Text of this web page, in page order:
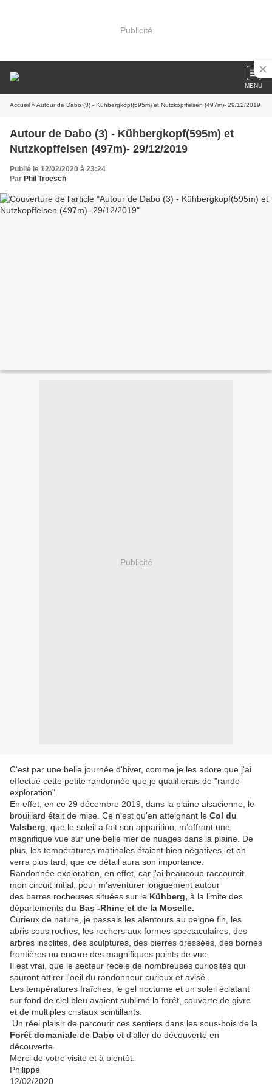
Publicité
MENU
Accueil » Autour de Dabo (3) - Kühbergkopf(595m) et Nutzkopffelsen (497m)- 29/12/2019
Autour de Dabo (3) - Kühbergkopf(595m) et
Nutzkopffelsen (497m)- 29/12/2019
Publié le 12/02/2020 à 23:24
Par Phil Troesch
Publicité
C'est par une belle journée d'hiver, comme je les adore que j'ai
effectué cette petite randonnée que je qualifierais de "rando-
exploration".
En effet, en ce 29 décembre 2019, dans la plaine alsacienne, le
brouillard était de mise. Ce n'est qu'en atteignant le Col du
Valsberg , que le soleil a fait son apparition, m'offrant une
magnifique vue sur une belle mer de nuages dans la plaine. De
plus, les températures matinales étaient bien négatives, et on
verra plus tard, que ce détail aura son importance.
Randonnée exploration, en effet, car j'ai beaucoup raccourcit
mon circuit initial, pour m'aventurer longuement autour
des barres rocheuses situées sur le Kühberg, à la limite des
départements du Bas -Rhine et de la Moselle.
Curieux de nature, je passais les alentours au peigne fin, les
abris sous roches, les rochers aux formes spectaculaires, des
arbres insolites, des sculptures, des pierres dressées, des bornes
frontières ou encore des magnifiques points de vue.
Il est vrai, que le secteur recèle de nombreuses curiosités qui
sauront attirer l'oeil du randonneur curieux et avisé.
Les températures fraîches, le gel nocturne et un soleil éclatant
sur fond de ciel bleu avaient sublimé la forêt, couverte de givre
et de multiples cristaux scintillants.
Un réel plaisir de parcourir ces sentiers dans les sous-bois de la
Forêt domaniale de Dabo et d'aller de découverte en
découverte.
Merci de votre visite et à bientôt.
Philippe
12/02/2020